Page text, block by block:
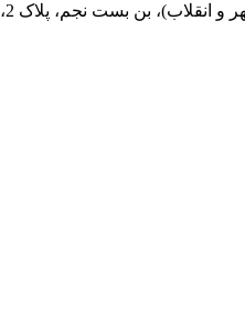
تهران، خیابان فلسطین، (بین بزرگمهر و انقلاب)، بن بست نجم، پلاک 2،